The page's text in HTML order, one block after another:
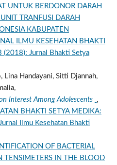
UNTUK BERDONOR DARAH
TRANFUSI DARAH
KABUPATEN
ILMU KESEHATAN BHAKTI
(2018): Jurnal Bhakti Setya
Lina Handayani, Sitti Djannah,
Interest Among Adolescents
,
BHAKTI SETYA MEDIKA:
Ilmu Kesehatan Bhakti
OF BACTERIAL
IN THE BLOOD